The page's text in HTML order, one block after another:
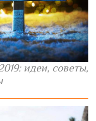
идеи, советы,